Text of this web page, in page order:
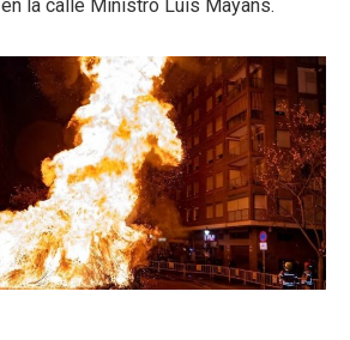
en la calle Ministro Luis Mayans.